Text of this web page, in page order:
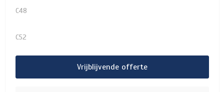
C48
C52
Vrijblijvende offerte